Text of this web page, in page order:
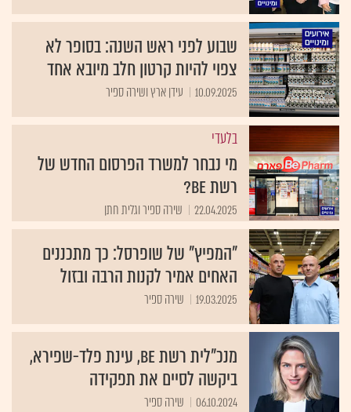
שבוע לפני ראש השנה: בסופר לא
צפוי להיות קרטון חלב מיובא אחד
10.09.2025 עידן ארץ ושירה ספיר
בלעדי
מי נבחר למשרד הפרסום החדש של
רשת Be?
22.04.2025 שירה ספיר וגלית חתן
"המפיץ" של שופרסל: כך מתכננים
האחים אמיר לקנות הרבה ובזול
19.03.2025 שירה ספיר
מנכ"לית רשת Be, עינת פלד-שפירא,
ביקשה לסיים את תפקידה
06.10.2024 שירה ספיר